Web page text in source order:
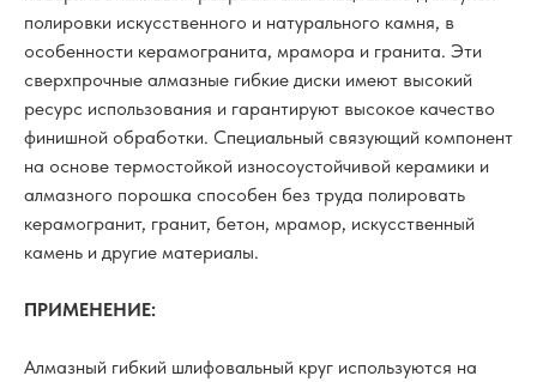
полировки искусственного и натурального камня, в
особенности керамогранита, мрамора и гранита. Эти
сверхпрочные алмазные гибкие диски имеют высокий
ресурс использования и гарантируют высокое качество
финишной обработки. Специальный связующий компонент
на основе термостойкой износоустойчивой керамики и
алмазного порошка способен без труда полировать
керамогранит, гранит, бетон, мрамор, искусственный
камень и другие материалы.
ПРИМЕНЕНИЕ:
Алмазный гибкий шлифовальный круг используются на